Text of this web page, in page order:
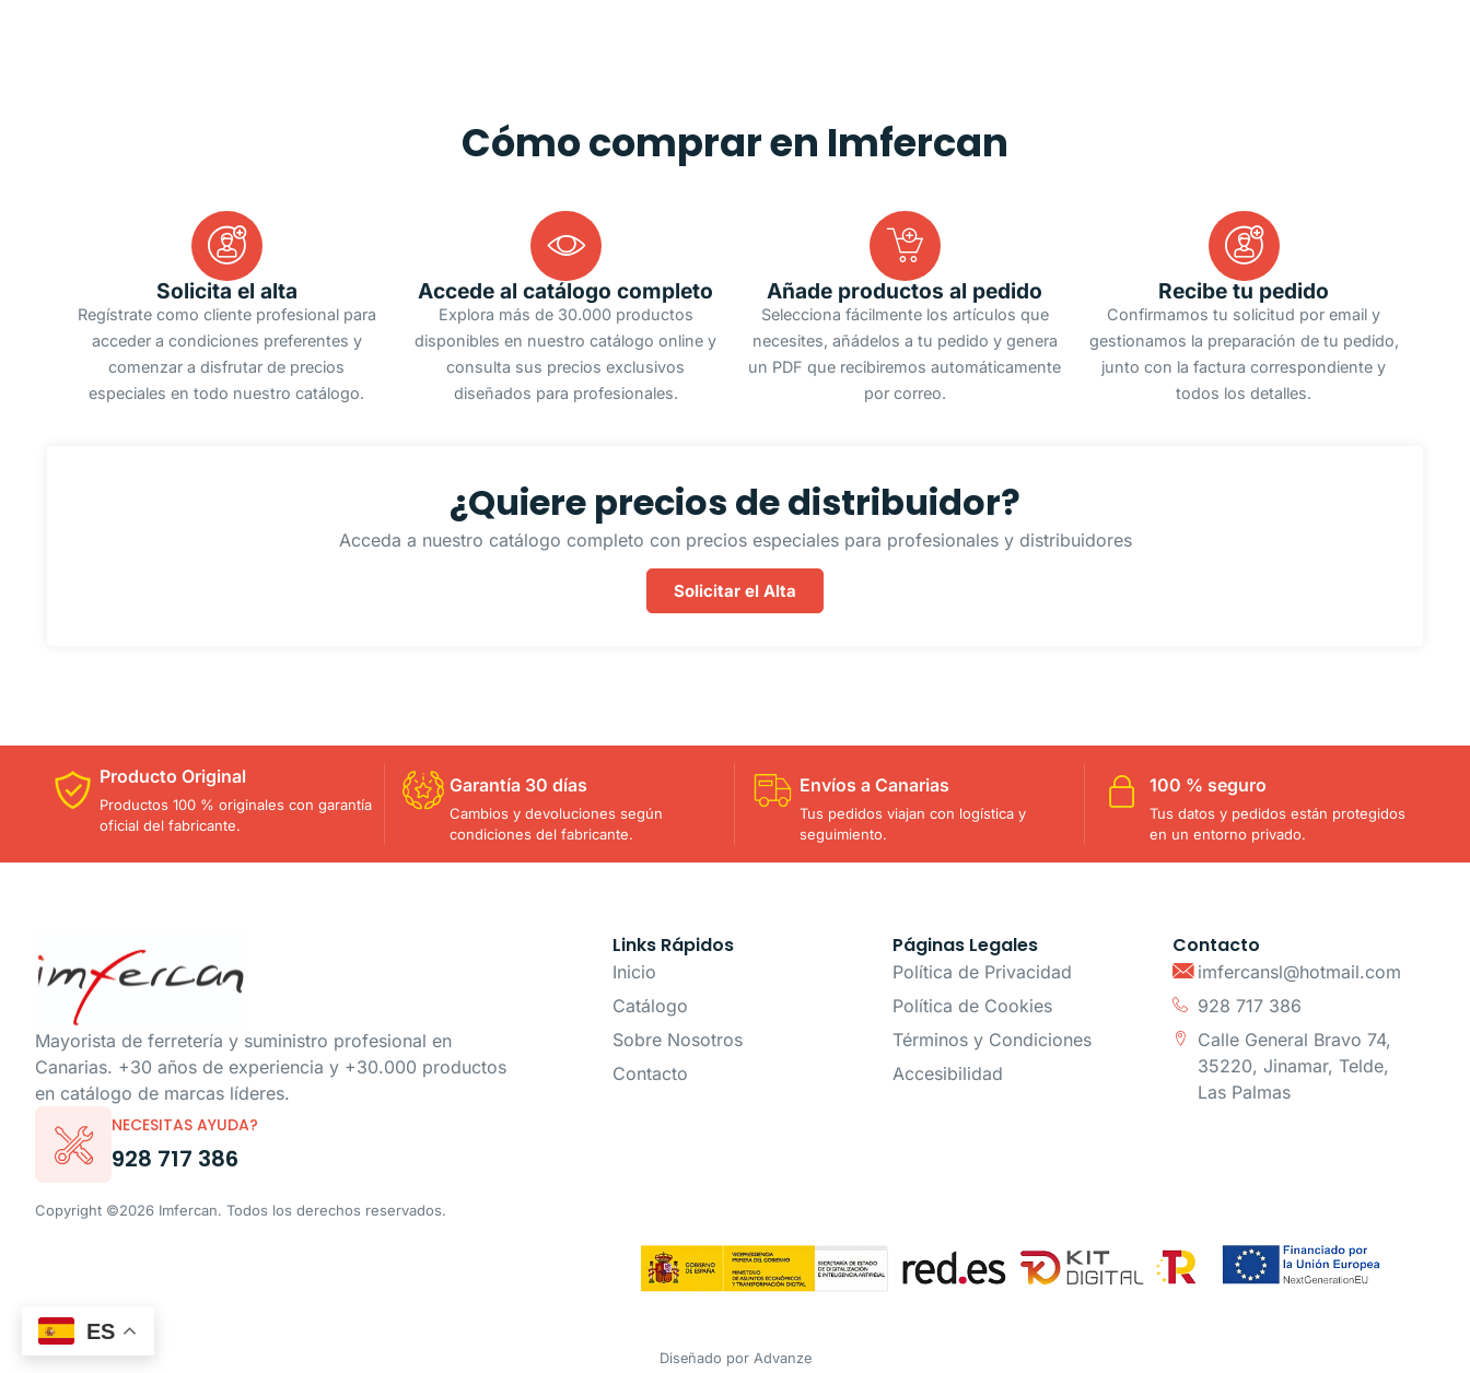
Cómo comprar en Imfercan
Solicita el alta
Regístrate como cliente profesional para
acceder a condiciones preferentes y
comenzar a disfrutar de precios
especiales en todo nuestro catálogo.
Accede al catálogo completo
Explora más de 30.000 productos
disponibles en nuestro catálogo online y
consulta sus precios exclusivos
diseñados para profesionales.
Añade productos al pedido
Selecciona fácilmente los artículos que
necesites, añádelos a tu pedido y genera
un PDF que recibiremos automáticamente
por correo.
Recibe tu pedido
Confirmamos tu solicitud por email y
gestionamos la preparación de tu pedido,
junto con la factura correspondiente y
todos los detalles.
¿Quiere precios de distribuidor?
Acceda a nuestro catálogo completo con precios especiales para profesionales y distribuidores
Solicitar el Alta
Producto Original
Productos 100 % originales con garantía
oficial del fabricante.
Garantía 30 días
Cambios y devoluciones según
condiciones del fabricante.
Envíos a Canarias
Tus pedidos viajan con logística y
seguimiento.
100 % seguro
Tus datos y pedidos están protegidos
en un entorno privado.
Mayorista de ferretería y suministro profesional en
Canarias. +30 años de experiencia y +30.000 productos
en catálogo de marcas líderes.
NECESITAS AYUDA?
928 717 386
Links Rápidos
Inicio
Catálogo
Sobre Nosotros
Contacto
Páginas Legales
Política de Privacidad
Política de Cookies
Términos y Condiciones
Accesibilidad
Contacto
imfercansl@hotmail.com
928 717 386
Calle General Bravo 74,
35220, Jinamar, Telde,
Las Palmas
Copyright ©2026 Imfercan. Todos los derechos reservados.
Diseñado por Advanze
ES